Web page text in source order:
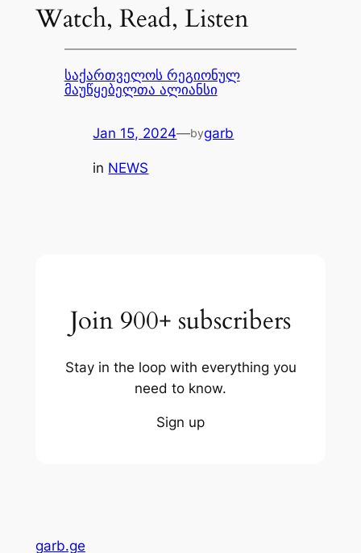
Watch, Read, Listen
საქართველოს რეგიონულ
მაუწყებელთა ალიანსი
Jan 15, 2024—bygarb
in NEWS
Join 900+ subscribers
Stay in the loop with everything you
need to know.
Sign up
garb.ge